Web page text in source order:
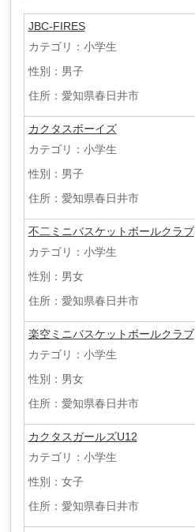
JBC-FIRES
カテゴリ：小学生
性別：男子
住所：愛知県春日井市
カクタスボーイズ
カテゴリ：小学生
性別：男子
住所：愛知県春日井市
不二ミニバスケットボールクラブ
カテゴリ：小学生
性別：男女
住所：愛知県春日井市
楽空ミニバスケットボールクラブ
カテゴリ：小学生
性別：男女
住所：愛知県春日井市
カクタスガールズU12
カテゴリ：小学生
性別：女子
住所：愛知県春日井市